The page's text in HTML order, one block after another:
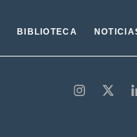
BIBLIOTECA